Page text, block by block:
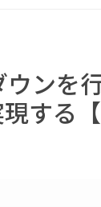
ンを
する